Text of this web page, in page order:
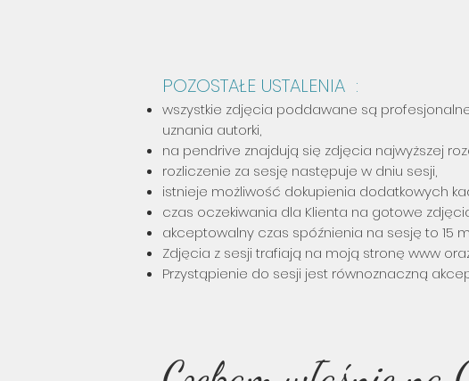
POZOSTAŁE USTALENIA :
wszystkie zdjęcia poddawane są
uznania autorki,
na pendrive znajdują się zdjęcia najwyższej
rozliczenie za sesję następuje w dniu sesji,
istnieje możliwość dokupienia dodatkowych
czas oczekiwania dla Klienta na gotowe
akceptowalny czas spóźnienia na sesję to 15
Zdjęcia z sesji trafiają na moją stronę www
Przystąpienie do sesji jest równoznaczną